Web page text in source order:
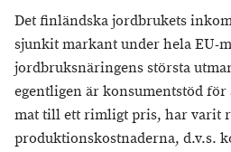
Det finländska jordbrukets
sjunkit markant under hela EU-
jordbruksnäringens största
egentligen är konsumentstöd
mat till ett rimligt pris, har varit
produktionskostnaderna, d.v.s.